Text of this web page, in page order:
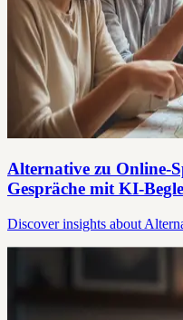
Alternative zu Online-
Gespräche mit KI-
Discover insights about